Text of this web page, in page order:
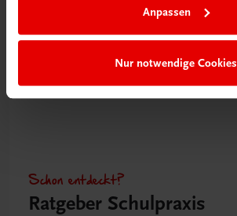
Anpassen
Nur notwendige Cookies
Schon entdeckt?
Ratgeber Schulpraxis